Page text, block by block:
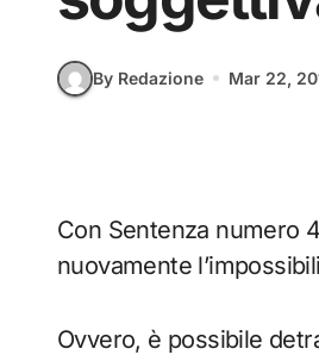
By Redazione Mar 22,
Con Sentenza numero
nuovamente
Ovvero, è possibile